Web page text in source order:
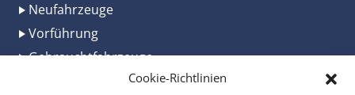
Cookie-Richtlinien
Neufahrzeuge
Vorführung
Gebrauchtfahrzeuge